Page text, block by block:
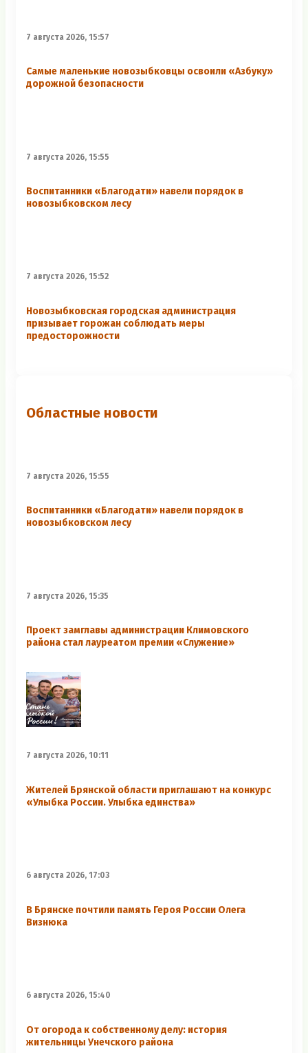
7 августа 2026, 15:57
Самые маленькие новозыбковцы освоили «Азбуку»
дорожной безопасности
7 августа 2026, 15:55
Воспитанники «Благодати» навели порядок в
новозыбковском лесу
7 августа 2026, 15:52
Новозыбковская городская администрация
призывает горожан соблюдать меры
предосторожности
Областные новости
7 августа 2026, 15:55
Воспитанники «Благодати» навели порядок в
новозыбковском лесу
7 августа 2026, 15:35
Проект замглавы администрации Климовского
района стал лауреатом премии «Служение»
7 августа 2026, 10:11
Жителей Брянской области приглашают на конкурс
«Улыбка России. Улыбка единства»
6 августа 2026, 17:03
В Брянске почтили память Героя России Олега
Визнюка
6 августа 2026, 15:40
От огорода к собственному делу: история
жительницы Унечского района